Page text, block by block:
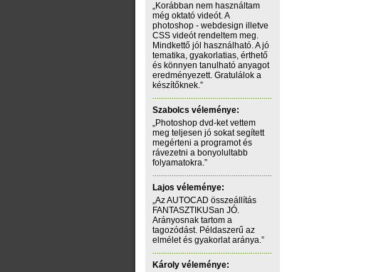
„Korábban nem használtam
még oktató videót. A
photoshop - webdesign illetve
CSS videót rendeltem meg.
Mindkettő jól használható. A jó
tematika, gyakorlatias, érthető
és könnyen tanulható anyagot
eredményezett. Gratulálok a
készítőknek.”
Szabolcs véleménye:
„Photoshop dvd-ket vettem
meg teljesen jó sokat segített
megérteni a programot és
rávezetni a bonyolultabb
folyamatokra.”
Lajos véleménye:
„Az AUTOCAD összeállítás
FANTASZTIKUSan JÓ.
Arányosnak tartom a
tagozódást. Példaszerű az
elmélet és gyakorlat aránya.”
Károly véleménye: